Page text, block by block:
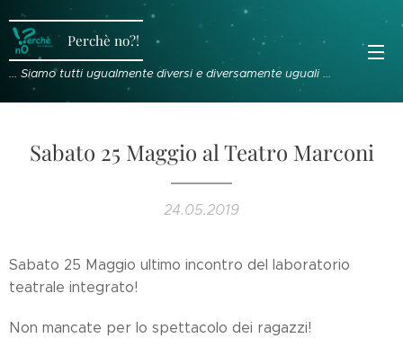
Perchè no?!
... Siamo tutti ugualmente diversi e diversamente uguali ...
Sabato 25 Maggio al Teatro Marconi
24.05.2019
Sabato 25 Maggio ultimo incontro del laboratorio
teatrale integrato!
Non mancate per lo spettacolo dei ragazzi!